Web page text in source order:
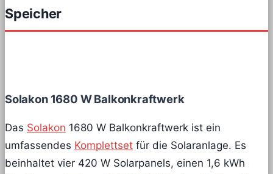
Speicher
Solakon 1680 W Balkonkraftwerk
Das Solakon 1680 W Balkonkraftwerk ist ein
umfassendes Komplettset für die Solaranlage. Es
beinhaltet vier 420 W Solarpanels, einen 1,6 kWh